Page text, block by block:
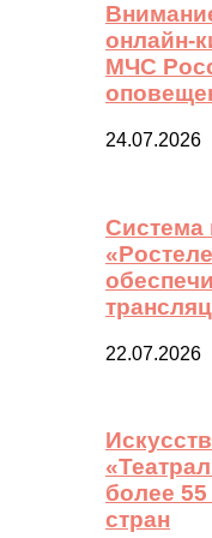
онлайн-
МЧС
24.07.2026
Система
22.07.2026
более 55
стран